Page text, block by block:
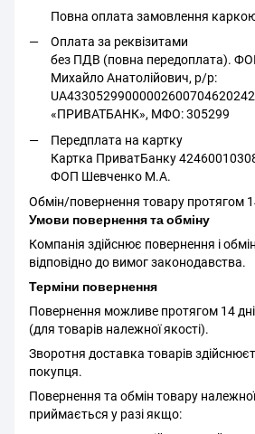
Повна оплата замовлення каркою
Оплата за реквізитами
без ПДВ (повна передоплата).
Михайло Анатолійович, р/р:
«ПРИВАТБАНК», МФО: 305299
Передплата на картку
Картка ПриватБанку
ФОП Шевченко М.А.
Обмін/повернення товару протягом
Умови повернення та обміну
Компанія здійснює повернення і
відповідно до вимог законодавства.
Терміни повернення
Повернення можливе протягом 14
(для товарів належної якості).
Зворотня доставка товарів
покупця.
Повернення та обмін товару
приймається у разі якщо: